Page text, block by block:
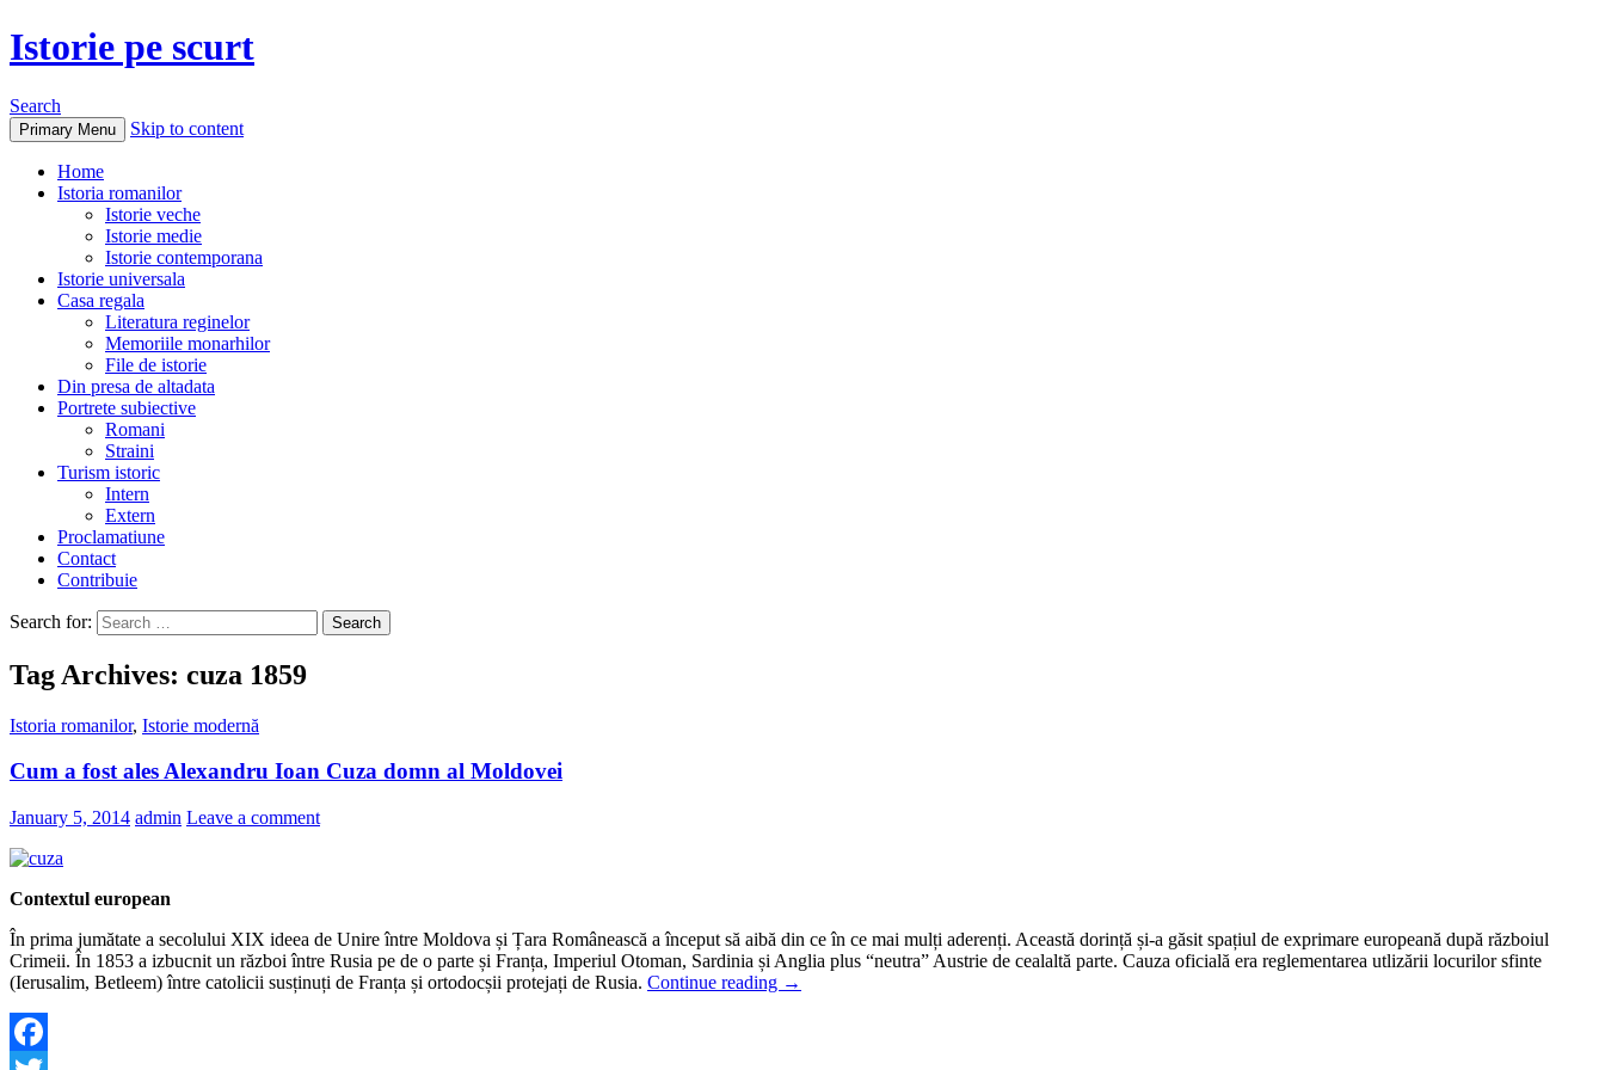
Istorie pe scurt
Search
Primary Menu Skip to content
Home
Istoria romanilor
Istorie veche
Istorie medie
Istorie contemporana
Istorie universala
Casa regala
Literatura reginelor
Memoriile monarhilor
File de istorie
Din presa de altadata
Portrete subiective
Romani
Straini
Turism istoric
Intern
Extern
Proclamatiune
Contact
Contribuie
Search for:
Tag Archives: cuza 1859
Istoria romanilor, Istorie modernă
Cum a fost ales Alexandru Ioan Cuza domn al Moldovei
January 5, 2014 admin Leave a comment
Contextul european
În prima jumătate a secolului XIX ideea de Unire între Moldova și Țara Românească a început să aibă din ce în ce mai mulți aderenți. Această dorință și-a găsit spațiul de exprimare europeană după războiul
Crimeii. În 1853 a izbucnit un război între Rusia pe de o parte și Franța, Imperiul Otoman, Sardinia și Anglia plus “neutra” Austrie de cealaltă parte. Cauza oficială era reglementarea utlizării locurilor sfinte
(Ierusalim, Betleem) între catolicii susținuți de Franța și ortodocșii protejați de Rusia. Continue reading →